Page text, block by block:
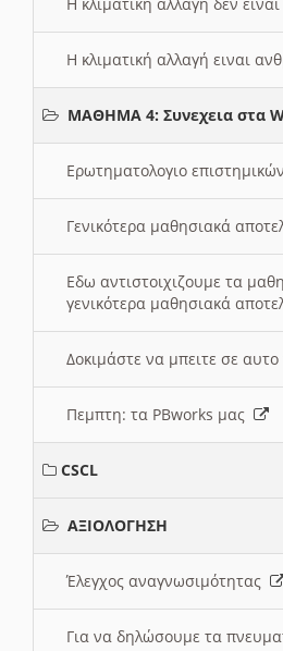
Η κλιματική αλλαγή ειναι
ΜΑΘΗΜΑ 4: Συνεχεια στα
Ερωτηματολογιο
Γενικότερα μαθησιακά
Εδω αντιστοιχιζουμε τα
γενικότερα μαθησιακά
Δοκιμάστε να μπειτε σε
Πεμπτη: τα PBworks μας
CSCL
ΑΞΙΟΛΟΓΗΣΗ
Έλεγχος αναγνωσιμότητας
Για να δηλώσουμε τα